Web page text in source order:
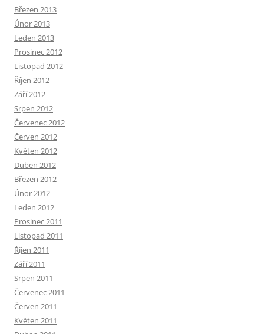
Březen 2013
Únor 2013
Leden 2013
Prosinec 2012
Listopad 2012
Říjen 2012
Září 2012
Srpen 2012
Červenec 2012
Červen 2012
Květen 2012
Duben 2012
Březen 2012
Únor 2012
Leden 2012
Prosinec 2011
Listopad 2011
Říjen 2011
Září 2011
Srpen 2011
Červenec 2011
Červen 2011
Květen 2011